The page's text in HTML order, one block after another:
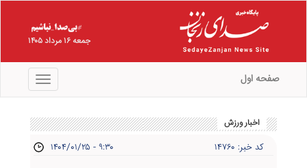
جمعه ۱۶ مرداد ۱۴۰۵
منو صفحه اول
اخبار ورزش
کد خبر: ۱۴۷۶۰ ۱۴۰۴/۰۱/۲۵ - ۹:۳۰